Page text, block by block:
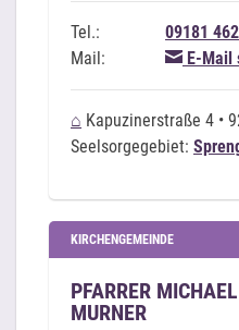
Tel.:
09181
Mail:
E-Mail
⌂ Kapuzinerstraße 4 •
Seelsorgegebiet:
KIRCHENGEMEINDE
PFARRER MICHAEL
MURNER